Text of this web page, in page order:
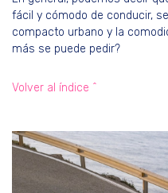
fácil y cómodo de conducir,
compacto urbano y la
más se puede pedir?
Volver al índice ^